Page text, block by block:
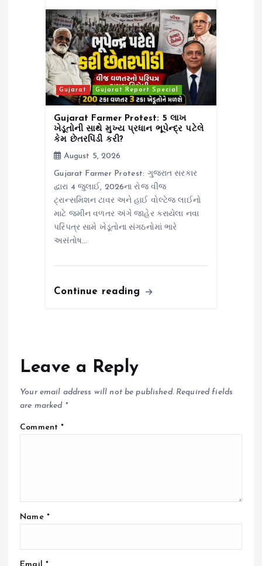
Gujarat Gujarat Report Special
Gujarat Farmer Protest: 5 લાખ
ખેડૂતોની સાથે મુખ્ય પ્રધાન ભૂપેન્દ્ર પટેલે
કેમ છેતરપિંડી કરી?
August 5, 2026
Gujarat Farmer Protest: ગુજરાત સરકાર
દ્વારા 4 જુલાઈ, 2026ના રોજ વીજ
ટ્રાન્સમિશન ટાવર અને હાઈ વોલ્ટેજ લાઈનો
માટે જમીન વળતર અંગે જાહેર કરાયેલા નવા
પરિપત્ર સામે ખેડૂતોના સંગઠનોમાં ભારે
અસંતોષ…
Continue reading
Leave a Reply
Your email address will not be published. Required fields
are marked *
Comment*
Name *